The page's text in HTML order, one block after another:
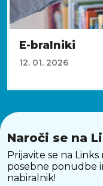
E-bralniki
12. 01. 2026
Naroči se na
Prijavite se na
posebne ponudbe
nabiralnik!